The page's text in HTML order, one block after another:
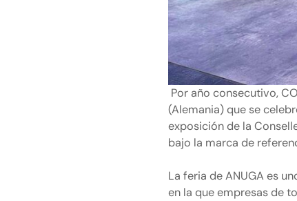
Por año consecutivo,
(Alemania) que se
exposición de la
bajo la marca de
La feria de ANUGA es
en la que empresas de